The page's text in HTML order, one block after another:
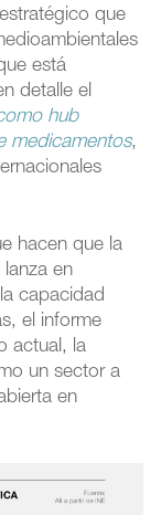
que
está
detalle el
hub
medicamentos,
hacen que la
en
capacidad
el informe
actual, la
un sector a
en